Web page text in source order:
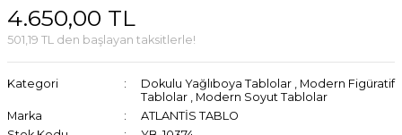
4.650,00 TL
501,19 TL den başlayan taksitlerle!
Kategori Dokulu Yağlıboya Tablolar , Modern Figüratif
Tablolar , Modern Soyut Tablolar
Marka
ATLANTİS TABLO